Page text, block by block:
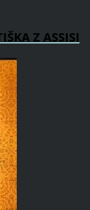
Z ASSISI